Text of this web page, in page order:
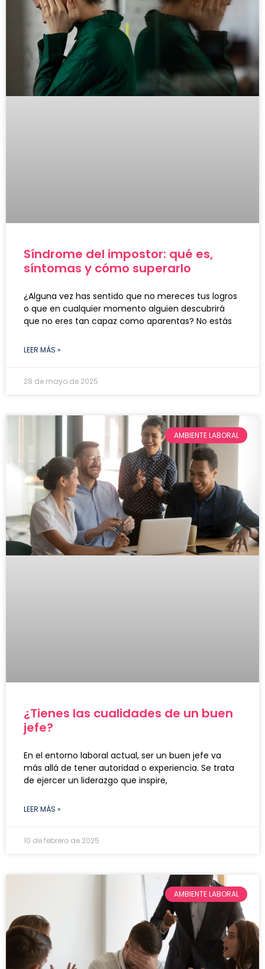
Síndrome del impostor: qué es,
síntomas y cómo superarlo
¿Alguna vez has sentido que no mereces tus logros
o que en cualquier momento alguien descubrirá
que no eres tan capaz como aparentas? No estás
LEER MÁS »
28 de mayo de 2025
AMBIENTE LABORAL
¿Tienes las cualidades de un buen
jefe?
En el entorno laboral actual, ser un buen jefe va
más allá de tener autoridad o experiencia. Se trata
de ejercer un liderazgo que inspire,
LEER MÁS »
10 de febrero de 2025
AMBIENTE LABORAL